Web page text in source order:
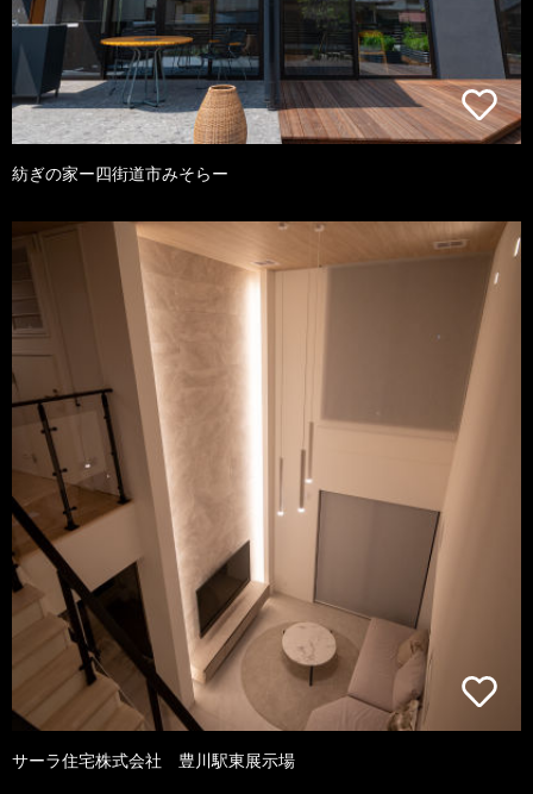
紡ぎの家ー四街道市みそらー
サーラ住宅株式会社 豊川駅東展示場